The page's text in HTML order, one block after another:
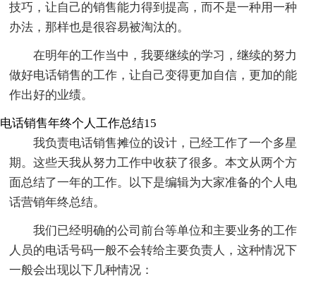
技巧，让自己的销售能力得到提高，而不是一种用一种
办法，那样也是很容易被淘汰的。
在明年的工作当中，我要继续的学习，继续的努力
做好电话销售的工作，让自己变得更加自信，更加的能
作出好的业绩。
电话销售年终个人工作总结15
我负责电话销售摊位的设计，已经工作了一个多星
期。这些天我从努力工作中收获了很多。本文从两个方
面总结了一年的工作。以下是编辑为大家准备的个人电
话营销年终总结。
我们已经明确的公司前台等单位和主要业务的工作
人员的电话号码一般不会转给主要负责人，这种情况下
一般会出现以下几种情况：